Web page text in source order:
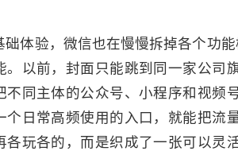
础体验，微信也在慢慢拆掉各个功
。以前，封面只能跳到同一家公司
不同主体的公众号、小程序和视频
个日常高频使用的入口，就能把流
各玩各的，而是织成了一张可以灵